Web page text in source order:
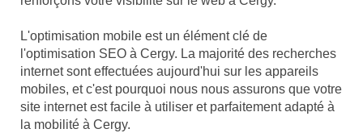
L'optimisation mobile est un élément clé de
l'optimisation SEO à Cergy. La majorité des recherches
internet sont effectuées aujourd'hui sur les appareils
mobiles, et c'est pourquoi nous nous assurons que votre
site internet est facile à utiliser et parfaitement adapté à
la mobilité à Cergy.